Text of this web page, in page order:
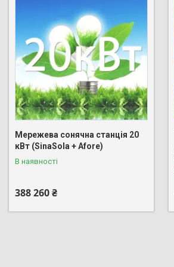
Мережева сонячна станція 20
кВт (SinaSola + Afore)
В наявності
388 260 ₴